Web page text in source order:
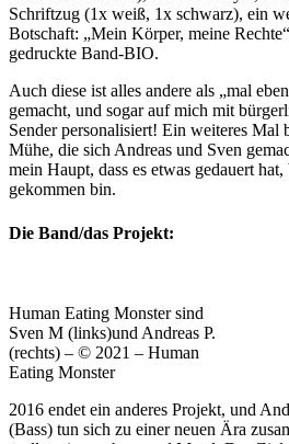
Schriftzug (1x weiß, 1x schwarz), ein
Botschaft: „Mein Körper, meine
gedruckte Band-BIO.
Auch diese ist alles andere als „mal
gemacht, und sogar auf mich mit
Sender personalisiert! Ein weiteres Mal
Mühe, die sich Andreas und Sven
mein Haupt, dass es etwas gedauert
gekommen bin.
Die Band/das Projekt:
Human Eating Monster sind
Sven M (links)und Andreas P.
(rechts) – © 2021 – Human
Eating Monster
2016 endet ein anderes Projekt, und
(Bass) tun sich zu einer neuen Ära